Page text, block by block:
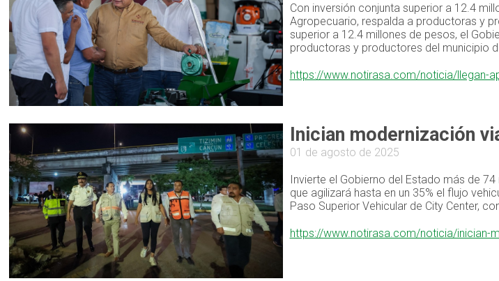
Con inversión conjunta superior a 12.4
Agropecuario, respalda a productoras y
superior a 12.4 millones de pesos, el
productoras y productores del municipio
https://www.notirasa.com/noticia/llegan-
Inician modernización
01 de agosto de 2025
Invierte el Gobierno del Estado más de
que agilizará hasta en un 35% el flujo
Paso Superior Vehicular de City Center,
https://www.notirasa.com/noticia/inician-